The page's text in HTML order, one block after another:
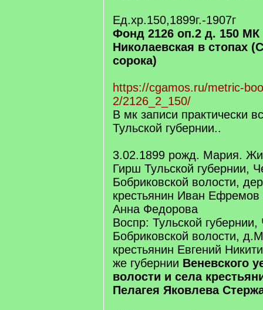
Ед.хр.150,1899г.-1907г
Фонд 2126 оп.2 д. 150 МК
Николаевская в стопах
сорока)
https://cgamos.ru/metric-
2/2126_2_150/
В мк записи практически
Тульской губернии..
3.02.1899 рожд. Мария.
Гирш Тульской губернии,
Бобриковской волости,
крестьянин Иван
Анна Федорова
Воспр: Тульской губернии,
Бобриковской волости,
крестьянин Евгений
же губернии Веневского
волости и села
Пелагея Яковлева